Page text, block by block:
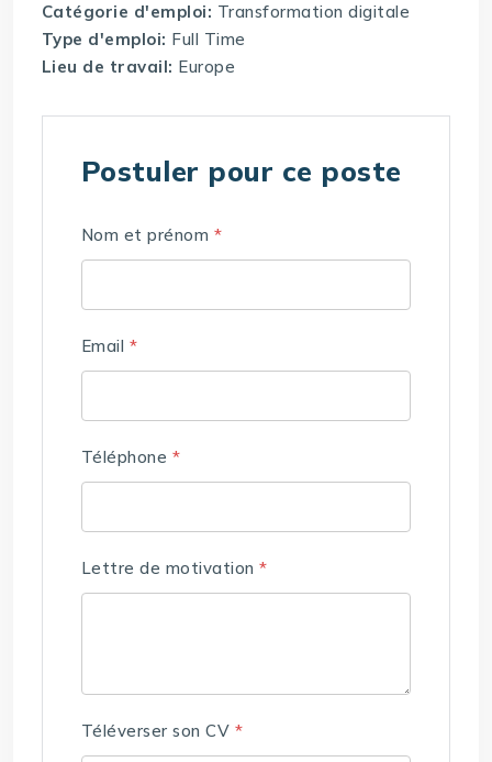
Catégorie d'emploi: Transformation digitale
Type d'emploi: Full Time
Lieu de travail: Europe
Postuler pour ce poste
Nom et prénom *
Email *
Téléphone *
Lettre de motivation*
Téléverser son CV *